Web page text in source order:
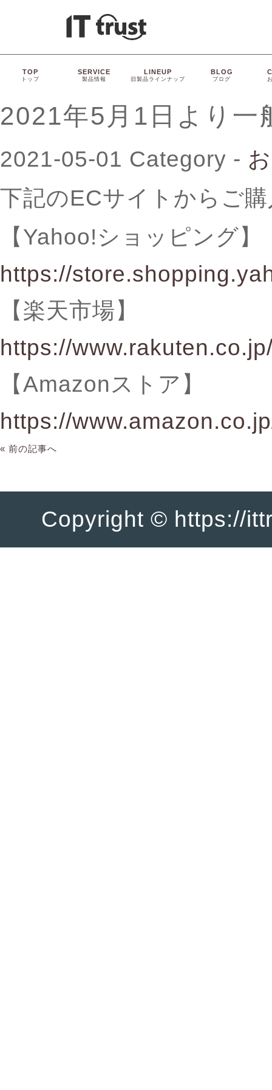
TOP
トップ
SERVICE
製品情報
LINEUP
旧製品ラインナップ
BLOG
ブログ
2021年5月1日より一
2021-05-01 Category -
下記のECサイトからご
【Yahoo!ショッピング】
https://
【楽天市場】
https://
【Amazonストア】
https://
« 前の記事へ
Copyright © https://